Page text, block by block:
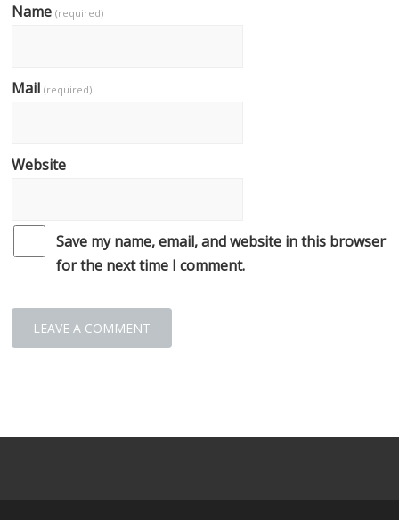
Name(required)
Mail(required)
Website
Save my name, email, and website in this browser
for the next time I comment.